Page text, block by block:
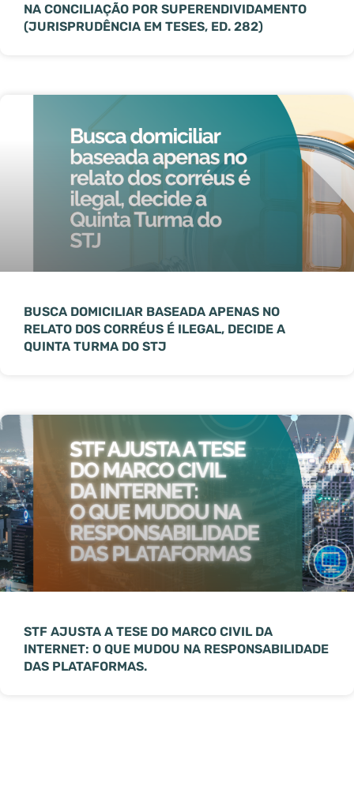
NA CONCILIAÇÃO POR SUPERENDIVIDAMENTO
(JURISPRUDÊNCIA EM TESES, ED. 282)
BUSCA DOMICILIAR BASEADA APENAS NO
RELATO DOS CORRÉUS É ILEGAL, DECIDE A
QUINTA TURMA DO STJ
STF AJUSTA A TESE DO MARCO CIVIL DA
INTERNET: O QUE MUDOU NA RESPONSABILIDADE
DAS PLATAFORMAS.